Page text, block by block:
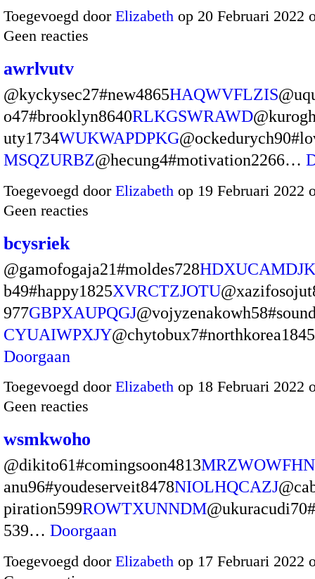
Toegevoegd door Elizabeth op 20 Februari 2022
Geen reacties
awrlvutv
@kyckysec27#new4865HAQWVFLZIS
o47#brooklyn8640RLKGSWRAWD
uty1734WUKWAPDPKG
MSQZURBZ@hecung4#motivation2266…
Toegevoegd door Elizabeth op 19 Februari 2022
Geen reacties
bcysriek
@gamofogaja21#moldes728HDXUCAMDJK
b49#happy1825XVRCTZJOTU
977GBPXAUPQGJ
CYUAIWPXJY
Doorgaan
Toegevoegd door Elizabeth op 18 Februari 2022
Geen reacties
wsmkwoho
@dikito61#comingsoon4813
anu96#youdeserveit8478NIOLHQCAZJ
piration599ROWTXUNNDM
539… Doorgaan
Toegevoegd door Elizabeth op 17 Februari 2022